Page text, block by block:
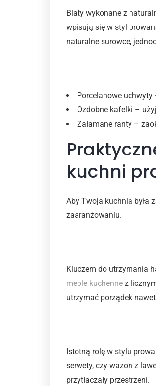
Blaty wykonane z
wpisują się w styl
naturalne surowce,
Porcelanowe uchwyty
Ozdobne kafelki –
Załamane ranty –
kuchni
Aby Twoja kuchnia była
zaaranżowaniu.
Kluczem do utrzymania
meble kuchenne z
utrzymać porządek
Istotną rolę w stylu
serwety, czy wazon z
przytłaczały przestrzeni.